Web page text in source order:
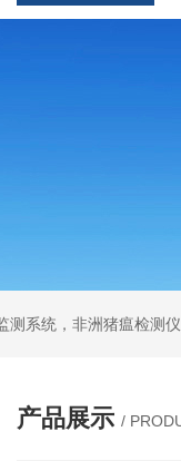
系统，非洲猪瘟检测
产品展示 /